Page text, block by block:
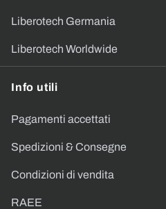
Liberotech Germania
Liberotech Worldwide
Info utili
Pagamenti accettati
Spedizioni & Consegne
Condizioni di vendita
RAEE